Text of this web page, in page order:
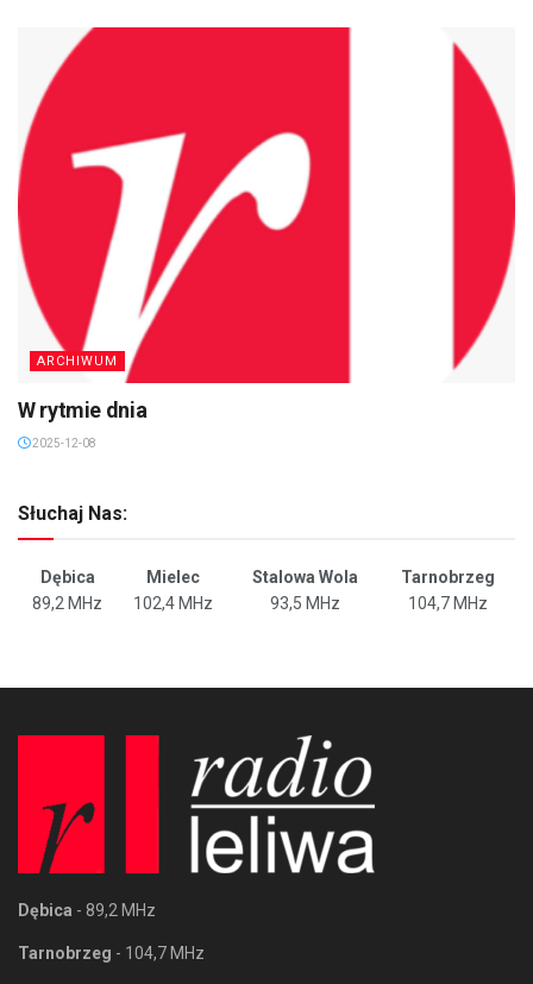
ARCHIWUM
W rytmie dnia
2025-12-08
Słuchaj Nas:
Dębica Mielec Stalowa Wola
Tarnobrzeg
89,2 MHz
102,4 MHz 93,5 MHz 104,7 MHz
Dębica - 89,2 MHz
Tarnobrzeg - 104,7 MHz